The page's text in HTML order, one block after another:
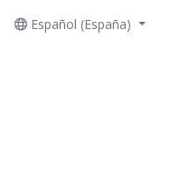
Español (España)